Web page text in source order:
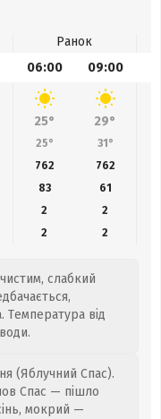
Ранок
06:00 09:00
25° 29°
25° 31°
762 762
83 61
2
2
2 2
слабкий
від
(Яблучний Спас).
Спас — пішло
мокрий —